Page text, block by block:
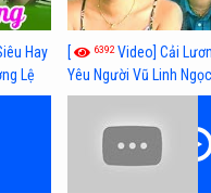
Hay
Lệ
[ 6392 Video] Cải
Yêu Người Vũ Linh
xã hội hay nhất